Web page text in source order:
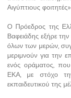
Αιγύπτιους
Ο Πρόεδρος της
Βαφειάδης εξήρε
όλων των μερών,
μεριμνούν για την
ενός οράματος,
ΕΚΑ, με στόχο
εκπαιδευτικού της